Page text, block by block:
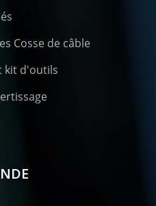
Cosse de câble
kit d'outils